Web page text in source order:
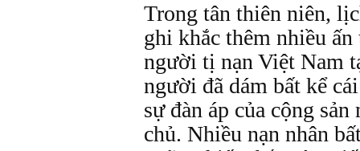
Trong tân thiên niên,
ghi khắc thêm nhiều
người tị nạn Việt Nam
người đã dám bất kể
sự đàn áp của cộng
chủ. Nhiều nạn nhân